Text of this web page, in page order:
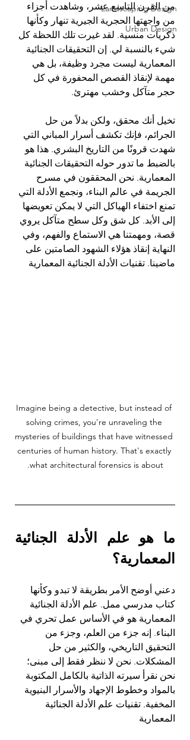
Landscaping Design
Urban Design
من القرن التاسع عشر، وشاهدت أجزاء
من واجهتها الحجرية الجيرية تنهار وكأنها
ذكريات منسية. لقد غيرت تلك اللحظة كل
شيء بالنسبة لي. إن التحقيقات الجنائية
المعمارية ليست مجرد وظيفة، بل هي
مهمة لإنقاذ القصص المحفورة في كل
حجر متآكل وخشب مهترئ.
تخيل أنك محقق، ولكن بدلاً من حل
الجرائم، فإنك تكشف أسرار المباني التي
شهدت قرونًا من التاريخ البشري. هذا هو
بالضبط ما تدور حوله التحقيقات الجنائية
المعمارية. نحن المحققون في مسرح
الجريمة في عالم البناء، ونجمع الأدلة التي
تمنع اختفاء الهياكل التي لا يمكن تعويضها
إلى الأبد. كل شق وكل سطح متآكل يروي
قصة، ومهمتنا هي الاستماع والفهم، وفي
النهاية إنقاذ هؤلاء الشهود الصامتين على
ماضينا. تقنيات الأدلة الجنائية المعمارية
Imagine being a detective, but instead of
solving crimes, you're unraveling the
mysteries of buildings that have witnessed
centuries of human history. That's exactly
what architectural forensics is about.
المعمارية؟
دعني أوضح الأمر بطريقة لا تبدو وكأنها
كتاب مدرسي ممل. علم الأدلة الجنائية
المعمارية هو في الأساس عمل تحري في
البناء. إنه جزء من العلم، وجزء من
التحقيق التاريخي، والكثير من حل
المشكلات. نحن لا ننظر فقط إلى مبنى؛
نحن نقرأ سيرته الذاتية بالكامل المكتوبة
بالمواد وخطوط الإجهاد والأسرار البنيوية
المخفية. تقنيات علم الأدلة الجنائية
المعمارية